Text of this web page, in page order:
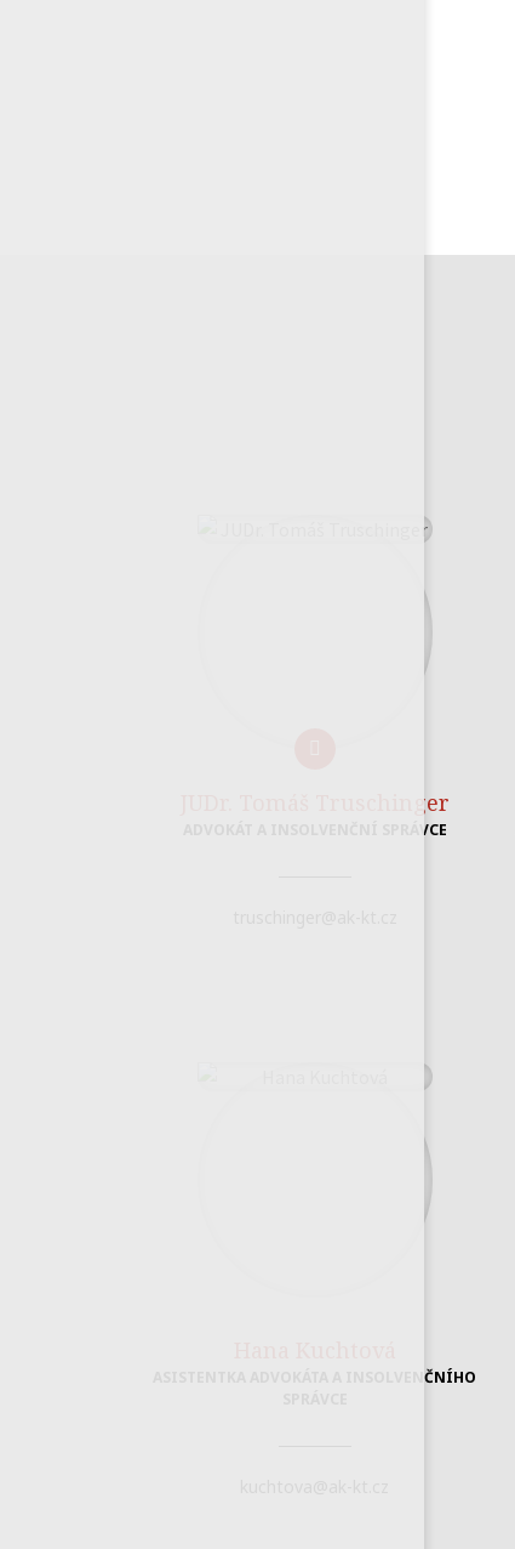
JUDr. Tomáš Truschinger
ADVOKÁT A INSOLVENČNÍ SPRÁVCE
ASISTENTKA ADVOKÁTA A INSOLVENČNÍHO